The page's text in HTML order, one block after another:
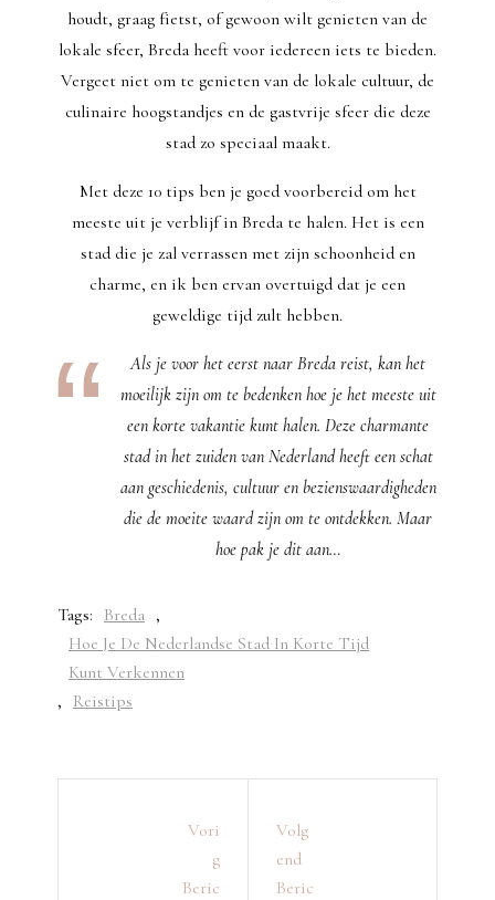
houdt, graag fietst, of gewoon wilt genieten van de
lokale sfeer, Breda heeft voor iedereen iets te bieden.
Vergeet niet om te genieten van de lokale cultuur, de
culinaire hoogstandjes en de gastvrije sfeer die deze
stad zo speciaal maakt.
Met deze 10 tips ben je goed voorbereid om het
meeste uit je verblijf in Breda te halen. Het is een
stad die je zal verrassen met zijn schoonheid en
charme, en ik ben ervan overtuigd dat je een
geweldige tijd zult hebben.
Als je voor het eerst naar Breda reist, kan het
moeilijk zijn om te bedenken hoe je het meeste uit
een korte vakantie kunt halen. Deze charmante
stad in het zuiden van Nederland heeft een schat
aan geschiedenis, cultuur en bezienswaardigheden
die de moeite waard zijn om te ontdekken. Maar
hoe pak je dit aan…
Tags: Breda ,
Hoe Je De Nederlandse Stad In Korte Tijd
Kunt Verkennen
, Reistips
Vori
G
Beric
Volg
End
Beric